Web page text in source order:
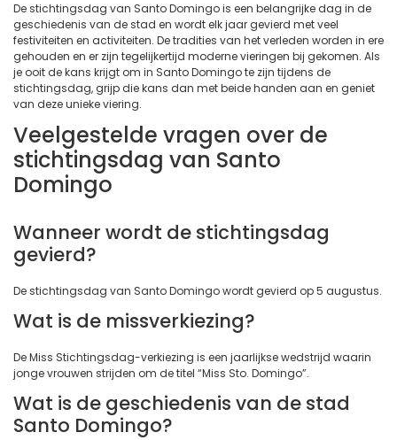
De stichtingsdag van Santo Domingo is een belangrijke dag in de
geschiedenis van de stad en wordt elk jaar gevierd met veel
festiviteiten en activiteiten. De tradities van het verleden worden in ere
gehouden en er zijn tegelijkertijd moderne vieringen bij gekomen. Als
je ooit de kans krijgt om in Santo Domingo te zijn tijdens de
stichtingsdag, grijp die kans dan met beide handen aan en geniet
van deze unieke viering.
Veelgestelde vragen over de
stichtingsdag van Santo
Domingo
Wanneer wordt de stichtingsdag
gevierd?
De stichtingsdag van Santo Domingo wordt gevierd op 5 augustus.
Wat is de missverkiezing?
De Miss Stichtingsdag-verkiezing is een jaarlijkse wedstrijd waarin
jonge vrouwen strijden om de titel “Miss Sto. Domingo”.
Wat is de geschiedenis van de stad
Santo Domingo?